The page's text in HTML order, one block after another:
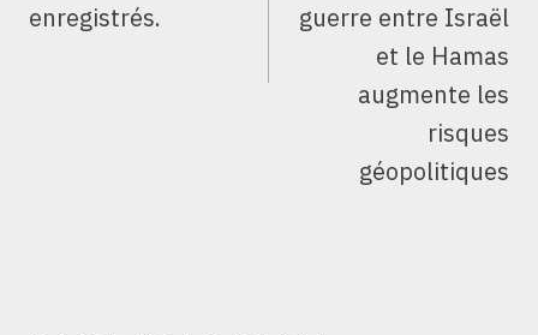
enregistrés.
guerre entre Israël
et le Hamas
augmente les
risques
géopolitiques